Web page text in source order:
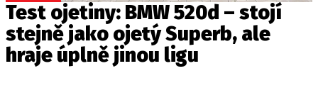
Test ojetiny: BMW 520d – stojí
stejně jako ojetý Superb, ale
hraje úplně jinou ligu